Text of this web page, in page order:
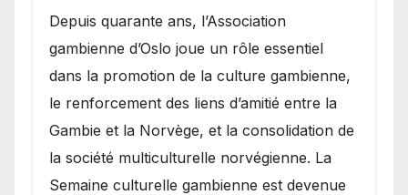
​Depuis quarante ans, l’Association
gambienne d’Oslo joue un rôle essentiel
dans la promotion de la culture gambienne,
le renforcement des liens d’amitié entre la
Gambie et la Norvège, et la consolidation de
la société multiculturelle norvégienne. La
Semaine culturelle gambienne est devenue